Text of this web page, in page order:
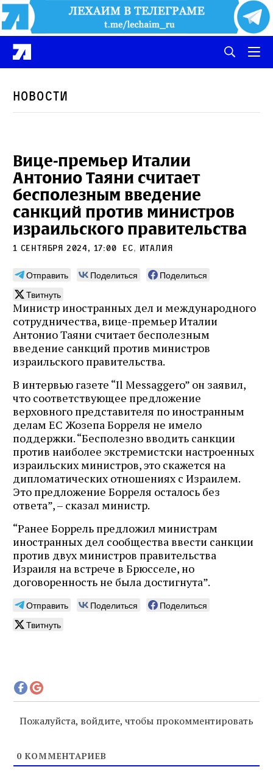
Новости
Вице-премьер Италии
Антонио Таяни считает
бесполезным введение
санкций против министров
израильского правительства
1 сентября 2024, 17:00 ЕС, Италия
Отправить Поделиться
Поделиться
Твитнуть
Министр иностранных дел и международного
сотрудничества, вице-премьер Италии
Антонио Таяни считает бесполезным
введение санкций против министров
израильского правительства.
В интервью газете “Il Messaggero” он заявил,
что соответствующее предложение
верховного представителя по иностранным
делам ЕС Жозепа Борреля не имело
поддержки. “Бесполезно вводить санкции
против наиболее экстремистски настроенных
израильских министров, это скажется на
дипломатических отношениях с Израилем.
Это предложение Борреля осталось без
ответа”, – сказал министр.
“Ранее Боррель предложил министрам
иностранных дел сообщества ввести санкции
против двух министров правительства
Израиля на встрече в Брюсселе, но
договоренность не была достигнута”.
Отправить Поделиться
Поделиться
Твитнуть
Пожалуйста, войдите, чтобы прокомментировать
0 КОММЕНТАРИЕВ